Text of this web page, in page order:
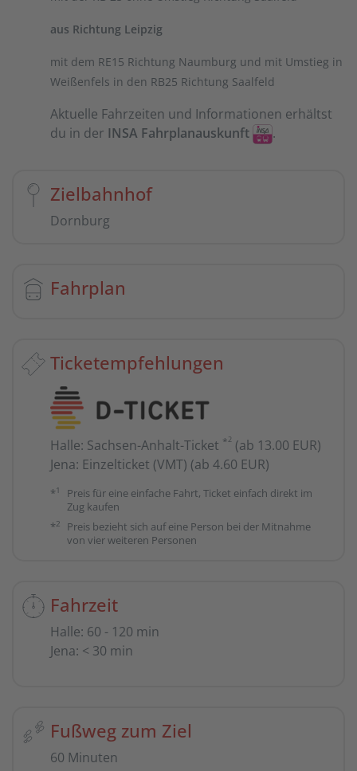
aus Richtung Leipzig
mit dem RE15 Richtung Naumburg und mit Umstieg in
Weißenfels in den RB25 Richtung Saalfeld
Aktuelle Fahrzeiten und Informationen erhältst
du in der INSA Fahrplanauskunft .
Zielbahnhof
Dornburg
Fahrplan
Ticketempfehlungen
Halle: Sachsen-Anhalt-Ticket *2 (ab 13.00 EUR)
Jena: Einzelticket (VMT) (ab 4.60 EUR)
*1
Preis für eine einfache Fahrt, Ticket einfach direkt im
Zug kaufen
*2
Preis bezieht sich auf eine Person bei der Mitnahme
von vier weiteren Personen
Fahrzeit
Halle: 60 - 120 min
Jena: < 30 min
Fußweg zum Ziel
60 Minuten